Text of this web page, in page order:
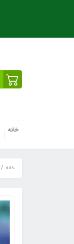
خانه
خانه